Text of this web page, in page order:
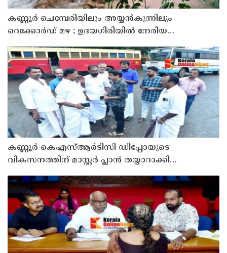
കണ്ണൂർ ചെമ്പേരിയിലും അയ്യൻകുന്നിലും
റെക്കോർഡ് മഴ ; ഉദയഗിരിയിൽ നേരിയ
കണ്ണൂർ കെഎസ്ആർടിസി ഡിപ്പോയുടെ
വികസനത്തിന് മാസ്റ്റർ പ്ലാൻ തയ്യാറാക്കി